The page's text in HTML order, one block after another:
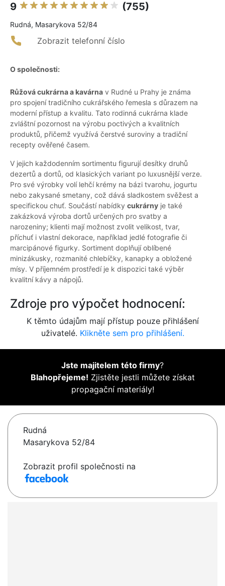
9 (755)
Rudná, Masarykova 52/84
Zobrazit telefonní číslo
O společnosti:
Růžová cukrárna a kavárna v Rudné u Prahy je známa
pro spojení tradičního cukrářského řemesla s důrazem na
moderní přístup a kvalitu. Tato rodinná cukrárna klade
zvláštní pozornost na výrobu poctivých a kvalitních
produktů, přičemž využívá čerstvé suroviny a tradiční
recepty ověřené časem.
V jejich každodenním sortimentu figurují desítky druhů
dezertů a dortů, od klasických variant po luxusnější verze.
Pro své výrobky volí lehčí krémy na bázi tvarohu, jogurtu
nebo zakysané smetany, což dává sladkostem svěžest a
specifickou chuť. Součástí nabídky cukrárny je také
zakázková výroba dortů určených pro svatby a
narozeniny; klienti mají možnost zvolit velikost, tvar,
příchuť i vlastní dekorace, například jedlé fotografie či
marcipánové figurky. Sortiment doplňují oblíbené
minizákusky, rozmanité chlebíčky, kanapky a obložené
mísy. V příjemném prostředí je k dispozici také výběr
kvalitní kávy a nápojů.
Zdroje pro výpočet hodnocení:
K těmto údajům mají přístup pouze přihlášení
uživatelé. Klikněte sem pro přihlášení.
Jste majitelem této firmy?
Blahopřejeme! Zjistěte jestli můžete získat
propagační materiály!
Rudná
Masarykova 52/84
Zobrazit profil společnosti na